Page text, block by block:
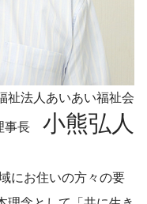
祉法人あいあい福祉会
事長 小熊弘人
にお住いの方々の要